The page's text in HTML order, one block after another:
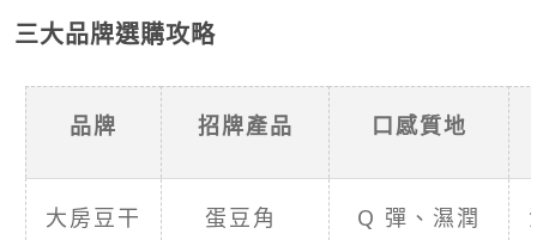
三大品牌選購攻略
品牌 招牌產品 口感質地
大房豆干 蛋豆角 Q 彈、濕潤